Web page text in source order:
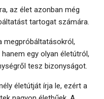
az élet azonban még
tartogat számára.
megpróbáltatásokról,
egy olyan életútról,
tesz bizonyságot.
életútját írja le, ezért a